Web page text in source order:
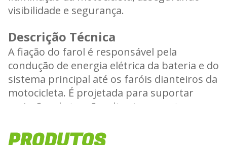
visibilidade e segurança.
Descrição Técnica
A fiação do farol é responsável pela
condução de energia elétrica da bateria e do
sistema principal até os faróis dianteiros da
motocicleta. É projetada para suportar
variações de tensão, altas temperaturas e
operação confiável do sistema de